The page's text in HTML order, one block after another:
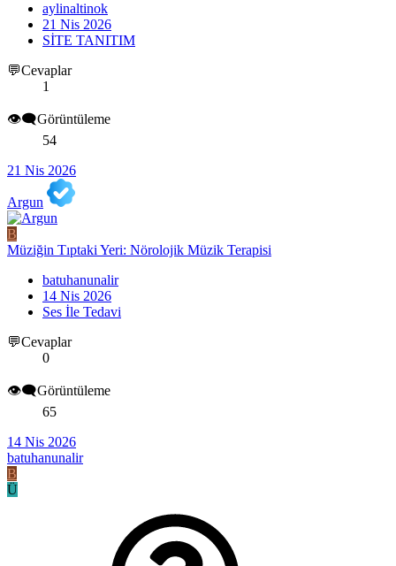
aylinaltinok
21 Nis 2026
SİTE TANITIM
💬Cevaplar
1
👁️‍🗨️Görüntüleme
54
21 Nis 2026
Argun
B
Müziğin Tıptaki Yeri: Nörolojik Müzik Terapisi
batuhanunalir
14 Nis 2026
Ses İle Tedavi
💬Cevaplar
0
👁️‍🗨️Görüntüleme
65
14 Nis 2026
batuhanunalir
B
Ü